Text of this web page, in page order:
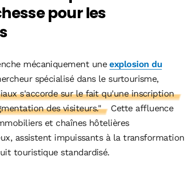
pour les
mécaniquement uneexplosion du
spécialisé dans le surtourisme,
s'accorde sur le fait qu'une inscription
des visiteurs."
Cette affluence
et chaînes hôtelières
assistent impuissants à la transformation
touristique standardisé.